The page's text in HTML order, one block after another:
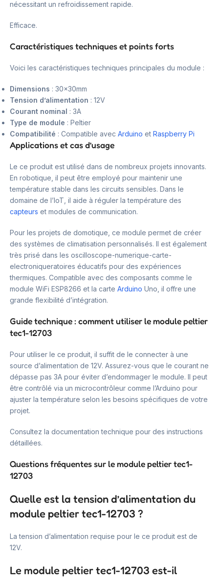
nécessitant un refroidissement rapide.
Efficace.
Caractéristiques techniques et points forts
Voici les caractéristiques techniques principales du module :
Dimensions : 30x30mm
Tension d’alimentation : 12V
Courant nominal : 3A
Type de module : Peltier
Compatibilité : Compatible avec Arduino et Raspberry Pi
Applications et cas d’usage
Le ce produit est utilisé dans de nombreux projets innovants.
En robotique, il peut être employé pour maintenir une
température stable dans les circuits sensibles. Dans le
domaine de l’IoT, il aide à réguler la température des
capteurs et modules de communication.
Pour les projets de domotique, ce module permet de créer
des systèmes de climatisation personnalisés. Il est également
très prisé dans les oscilloscope-numerique-carte-
electroniqueratoires éducatifs pour des expériences
thermiques. Compatible avec des composants comme le
module WiFi ESP8266 et la carte Arduino Uno, il offre une
grande flexibilité d’intégration.
Guide technique : comment utiliser le module peltier
tec1-12703
Pour utiliser le ce produit, il suffit de le connecter à une
source d’alimentation de 12V. Assurez-vous que le courant ne
dépasse pas 3A pour éviter d’endommager le module. Il peut
être contrôlé via un microcontrôleur comme l’Arduino pour
ajuster la température selon les besoins spécifiques de votre
projet.
Consultez la documentation technique pour des instructions
détaillées.
Questions fréquentes sur le module peltier tec1-
12703
Quelle est la tension d’alimentation du
module peltier tec1-12703 ?
La tension d’alimentation requise pour le ce produit est de
12V.
Le module peltier tec1-12703 est-il